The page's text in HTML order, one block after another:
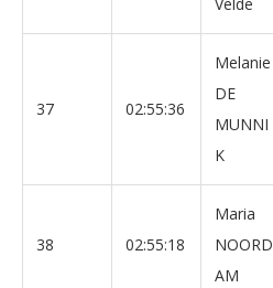
37 02:55:36
Melanie
DE
MUNNI
K
38 02:55:18
Maria
NOORD
AM